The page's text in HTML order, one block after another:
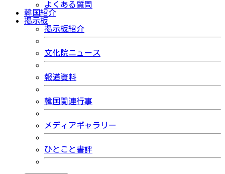
よくある質問
韓国紹介
掲示板
掲示板紹介
文化院ニュース
報道資料
韓国関連行事
メディアギャラリー
ひとこと書評